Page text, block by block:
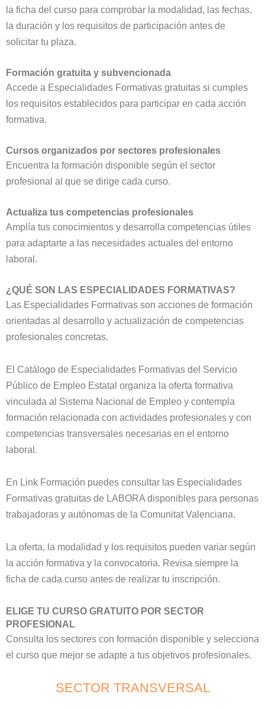
la ficha del curso para comprobar la modalidad, las fechas,
la duración y los requisitos de participación antes de
solicitar tu plaza.
Formación gratuita y subvencionada
Accede a Especialidades Formativas gratuitas si cumples
los requisitos establecidos para participar en cada acción
formativa.
Cursos organizados por sectores profesionales
Encuentra la formación disponible según el sector
profesional al que se dirige cada curso.
Actualiza tus competencias profesionales
Amplía tus conocimientos y desarrolla competencias útiles
para adaptarte a las necesidades actuales del entorno
laboral.
¿QUÉ SON LAS ESPECIALIDADES FORMATIVAS?
Las Especialidades Formativas son acciones de formación
orientadas al desarrollo y actualización de competencias
profesionales concretas.
El Catálogo de Especialidades Formativas del Servicio
Público de Empleo Estatal organiza la oferta formativa
vinculada al Sistema Nacional de Empleo y contempla
formación relacionada con actividades profesionales y con
competencias transversales necesarias en el entorno
laboral.
En Link Formación puedes consultar las Especialidades
Formativas gratuitas de LABORA disponibles para personas
trabajadoras y autónomas de la Comunitat Valenciana.
La oferta, la modalidad y los requisitos pueden variar según
la acción formativa y la convocatoria. Revisa siempre la
ficha de cada curso antes de realizar tu inscripción.
ELIGE TU CURSO GRATUITO POR SECTOR
PROFESIONAL
Consulta los sectores con formación disponible y selecciona
el curso que mejor se adapte a tus objetivos profesionales.
SECTOR TRANSVERSAL